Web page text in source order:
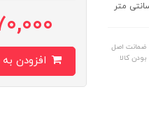
ضمانت اصل
بودن کالا